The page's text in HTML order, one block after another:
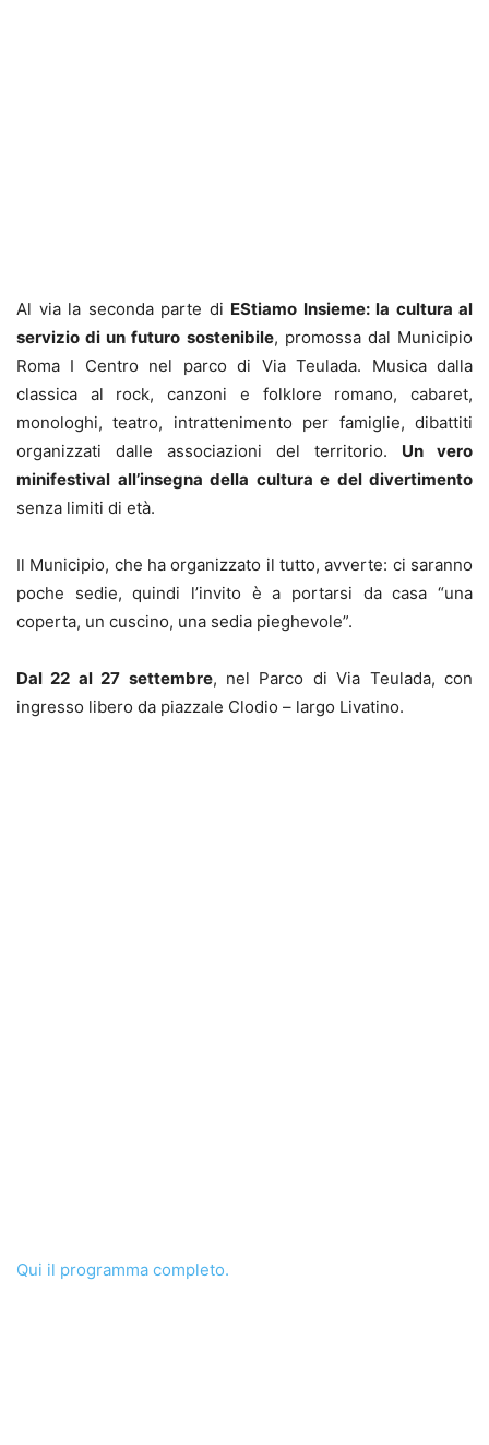
Al via la seconda parte di EStiamo Insieme: la cultura al
servizio di un futuro sostenibile, promossa dal Municipio
Roma I Centro nel parco di Via Teulada. Musica dalla
classica al rock, canzoni e folklore romano, cabaret,
monologhi, teatro, intrattenimento per famiglie, dibattiti
organizzati dalle associazioni del territorio. Un vero
minifestival all’insegna della cultura e del divertimento
senza limiti di età.
Il Municipio, che ha organizzato il tutto, avverte: ci saranno
poche sedie, quindi l’invito è a portarsi da casa “una
coperta, un cuscino, una sedia pieghevole”.
Dal 22 al 27 settembre, nel Parco di Via Teulada, con
ingresso libero da piazzale Clodio – largo Livatino.
Qui il programma completo.